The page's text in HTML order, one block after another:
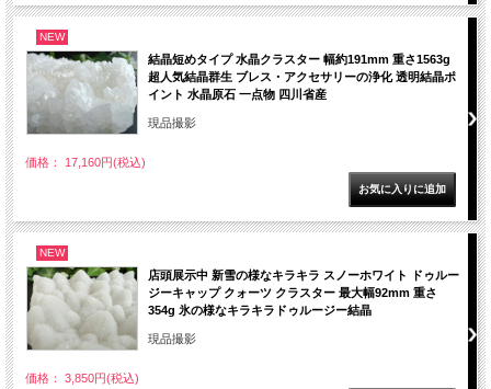
NEW
結晶短めタイプ 水晶クラスター 幅約191mm 重さ1563g
超人気結晶群生 ブレス・アクセサリーの浄化 透明結晶ポ
イント 水晶原石 一点物 四川省産
現品撮影
価格： 17,160円(税込)
NEW
店頭展示中 新雪の様なキラキラ スノーホワイト ドゥルー
ジーキャップ クォーツ クラスター 最大幅92mm 重さ
354g 氷の様なキラキラドゥルージー結晶
現品撮影
価格： 3,850円(税込)